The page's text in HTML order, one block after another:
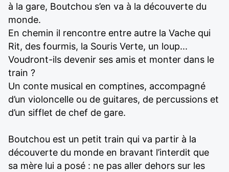
à la gare, Boutchou s’en va à la découverte du
monde.
En chemin il rencontre entre autre la Vache qui
Rit, des fourmis, la Souris Verte, un loup...
Voudront-ils devenir ses amis et monter dans le
train ?
Un conte musical en comptines, accompagné
d’un violoncelle ou de guitares, de percussions et
d’un sifflet de chef de gare.
Boutchou est un petit train qui va partir à la
découverte du monde en bravant l’interdit que
sa mère lui a posé : ne pas aller dehors sur les